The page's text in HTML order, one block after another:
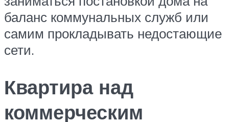
баланс коммунальных служб или
самим прокладывать недостающие
сети.
Квартира над
коммерческим